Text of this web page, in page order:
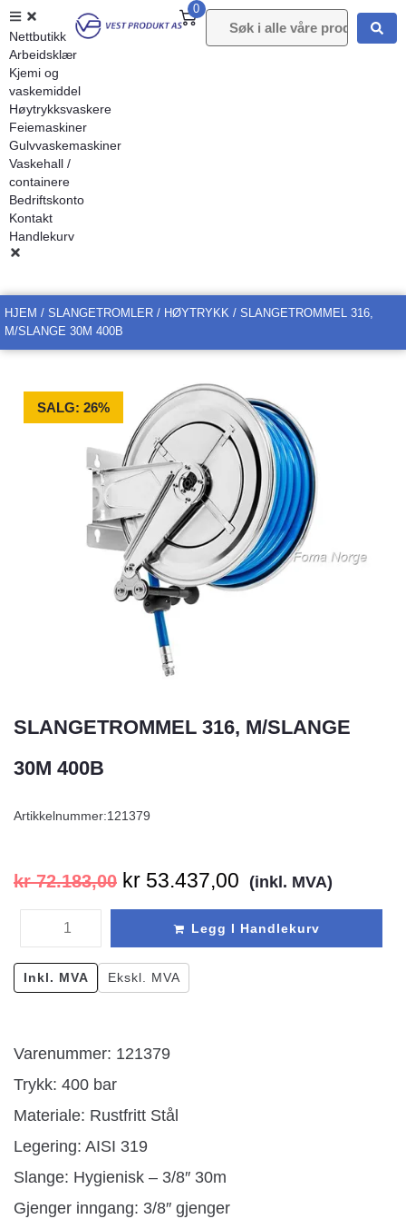
0
Nettbutikk
Arbeidsklær
Kjemi og
vaskemiddel
Høytrykksvaskere
Feiemaskiner
Gulvvaskemaskiner
Vaskehall /
containere
Bedriftskonto
Kontakt
Handlekurv
HJEM / SLANGETROMLER / HØYTRYKK / SLANGETROMMEL 316,
M/SLANGE 30M 400B
SALG: 26%
SLANGETROMMEL 316, M/SLANGE
30M 400B
Artikkelnummer:121379
Varenummer: 121379
Trykk: 400 bar
Materiale: Rustfritt Stål
Legering: AISI 319
Slange: Hygienisk – 3/8″ 30m
Gjenger inngang: 3/8″ gjenger
kr72.183,00 kr 53.437,00 (inkl. MVA)
Legg I Handlekurv
Inkl. MVA Ekskl. MVA